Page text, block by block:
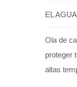
EL
Ola de
proteger
altas